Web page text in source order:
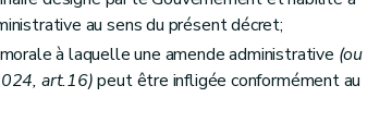
au sens du présent décret;
à laquelle une amende administrative (ou
art.16)peut être infligée conformément au